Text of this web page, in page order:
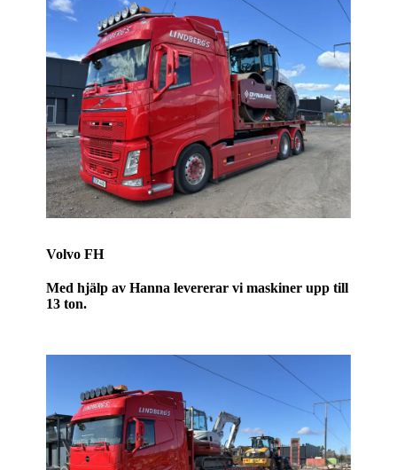
Volvo FH
Medhjälp av Hanna levererar vi maskiner upp till
13 ton.